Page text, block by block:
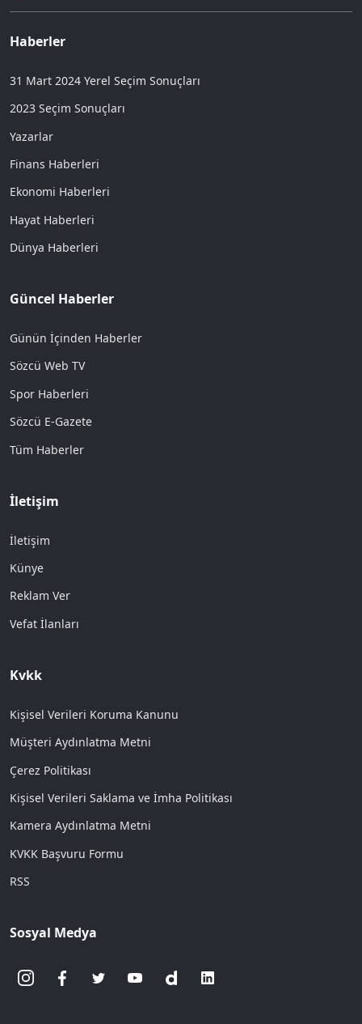
Haberler
31 Mart 2024 Yerel Seçim Sonuçları
2023 Seçim Sonuçları
Yazarlar
Finans Haberleri
Ekonomi Haberleri
Hayat Haberleri
Dünya Haberleri
Güncel Haberler
Günün İçinden Haberler
Sözcü Web TV
Spor Haberleri
Sözcü E-Gazete
Tüm Haberler
İletişim
İletişim
Künye
Reklam Ver
Vefat İlanları
Kvkk
Kişisel Verileri Koruma Kanunu
Müşteri Aydınlatma Metni
Çerez Politikası
Kişisel Verileri Saklama ve İmha Politikası
Kamera Aydınlatma Metni
KVKK Başvuru Formu
RSS
Sosyal Medya